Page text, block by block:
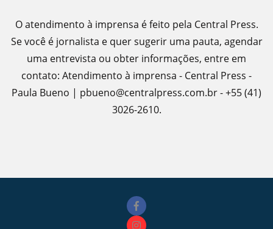
O atendimento à imprensa é feito pela Central Press.
Se você é jornalista e quer sugerir uma pauta, agendar
uma entrevista ou obter informações, entre em
contato: Atendimento à imprensa - Central Press -
Paula Bueno | pbueno@centralpress.com.br - +55 (41)
3026-2610.